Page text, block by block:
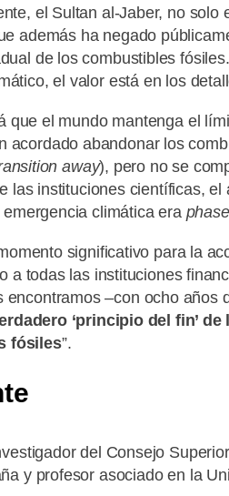
el Sultan al-Jaber, no solo
además ha negado
de los combustibles
el valor está en los
el mundo mantenga el
acordado abandonar los
away), pero no se
las instituciones científicas, el
climática era
significativo para la
a todas las instituciones
–con ocho años
‘principio del fin’ de
fósiles”.
del Consejo
y profesor asociado en la